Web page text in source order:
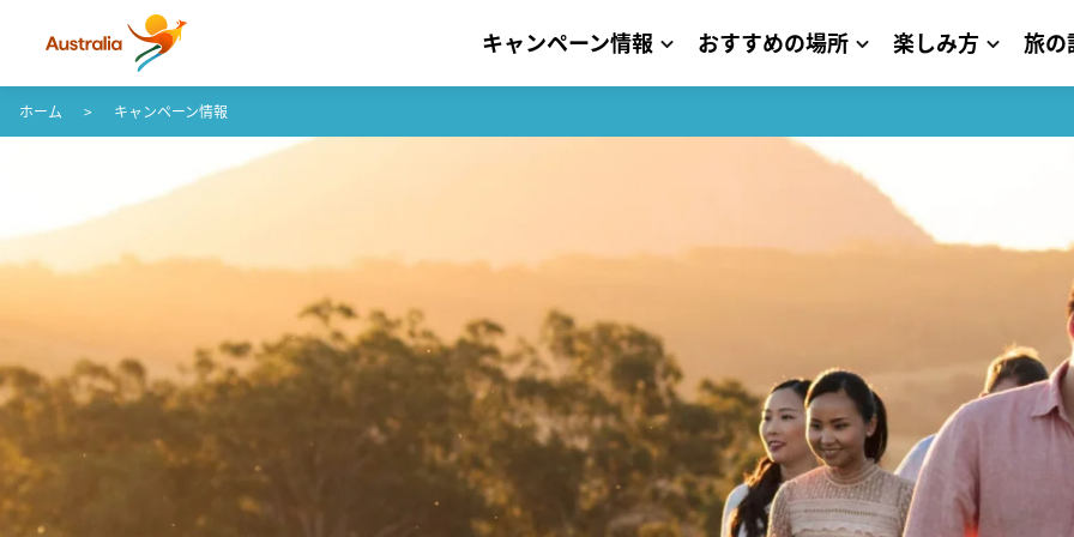
コンテンツへスキップ
フッターナビゲーションへスキップ
キャンペーン情報 おすすめの場所 楽しみ方 旅の
ホーム キャンペーン情報